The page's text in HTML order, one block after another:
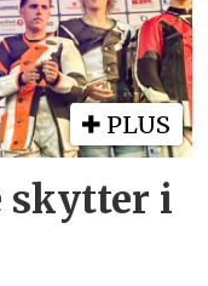
PLUS
skytter i